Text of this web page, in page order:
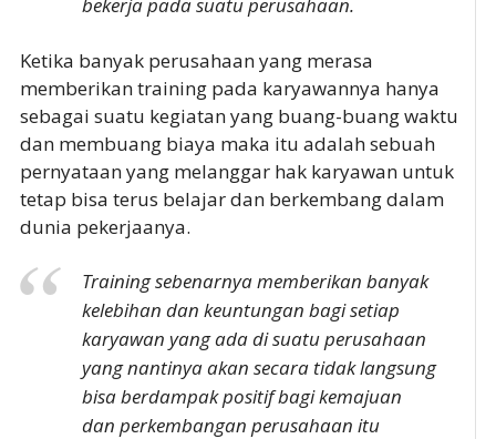
Ketika banyak perusahaan yang merasa
memberikan training pada karyawannya hanya
sebagai suatu kegiatan yang buang-buang waktu
dan membuang biaya maka itu adalah sebuah
pernyataan yang melanggar hak karyawan untuk
tetap bisa terus belajar dan berkembang dalam
dunia pekerjaanya.
Training sebenarnya memberikan banyak
kelebihan dan keuntungan bagi setiap
karyawan yang ada di suatu perusahaan
yang nantinya akan secara tidak langsung
bisa berdampak positif bagi kemajuan
dan perkembangan perusahaan itu